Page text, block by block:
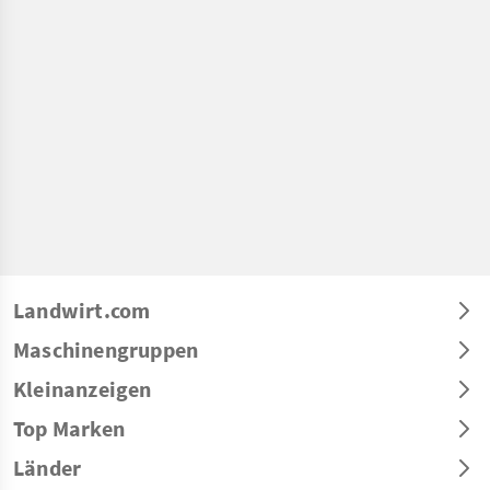
Landwirt.com
Maschinengruppen
Kleinanzeigen
Top Marken
Länder